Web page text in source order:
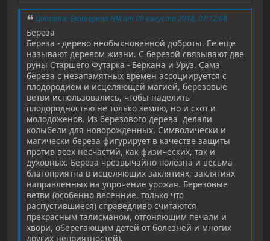
Цитата: Екатерина НМ от 09 августа 2018, 07:12:08
Береза
Береза - дерево необыкновенной доброты. Ее еще
называют деревом жизни. C березой связывают две
руны Старшего Футарка - Беркана и Уруз. Cама
береза с незапамятных времен ассоциируется с
плодородием и исцеляющей магией, березовые
ветви использовались, чтобы наделить
плодородностью не только землю, но и скот и
молодоженов. Из березового дерева делали
колыбели для новорожденных. Символически и
магически береза фигурирует в качестве защиты
против всех несчастий, как физических, так и
духовных. Береза чрезвычайно полезна и весьма
благоприятна в исцеляющих заклятиях, заклятиях
направленных на упрочение урожая. Березовые
ветви (особенно весенние, только что
распустившиеся) справедливо считаются
прекрасным талисманом, отгоняющим печали и
хвори, оберегающим детей от болезней и многих
других неприятностей).